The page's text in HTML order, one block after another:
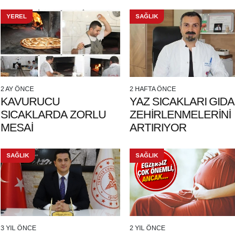
YEREL
2 AY ÖNCE
KAVURUCU
SICAKLARDA ZORLU
MESAİ
SAĞLIK
2 HAFTA ÖNCE
YAZ SICAKLARI GIDA
ZEHİRLENMELERİNİ
ARTIRIYOR
SAĞLIK
3 YIL ÖNCE
SAĞLIK
2 YIL ÖNCE